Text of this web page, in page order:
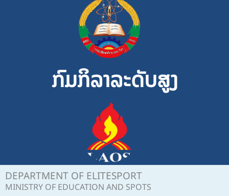
ກົມກິລາລະດັບສູງ
DEPARTMENT OF ELITESPORT
MINISTRY OF EDUCATION AND SPOTS